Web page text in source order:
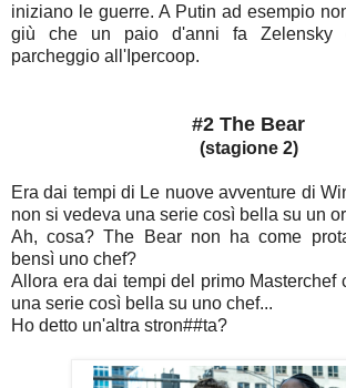
iniziano le guerre. A Putin ad esempio
giù che un paio d'anni fa Zelensky
parcheggio all'Ipercoop.
#2 The Bear
(stagione 2)
Era dai tempi di Le nuove avventure di
non si vedeva una serie così bella su un
Ah, cosa? The Bear non ha come
bensì uno chef?
Allora era dai tempi del primo Masterchef
una serie così bella su uno chef...
Ho detto un'altra stron##ta?